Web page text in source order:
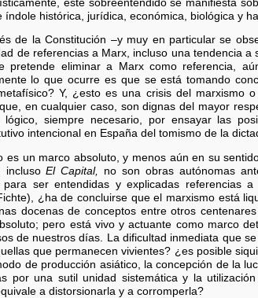
este sobreentendido se manifiesta
histórica, jurídica, económica, biológica y
de la Constitución –y muy en particular se
de referencias a Marx, incluso una tendencia a
eliminar a Marx como referencia,
lo que ocurre es que se está tomando
Y, ¿esto es una crisis del marxismo
en cualquier caso, son dignas del mayor
siempre necesario, por ensayar las
intencional en España del tomismo de la
un marco absoluto, y menos aún en su
inclusoEl Capital,
no son obras autónomas
ser entendidas y explicadas referencias
¿ha de concluirse que el marxismo está
docenas de conceptos entre otros
pero está vivo y actuante como marco
de nuestros días. La dificultad inmediata que
que permanecen vivientes? ¿es posible
de producción asiático, la concepción de la
por una sutil unidad sistemática y la
a distorsionarla y a corromperla?